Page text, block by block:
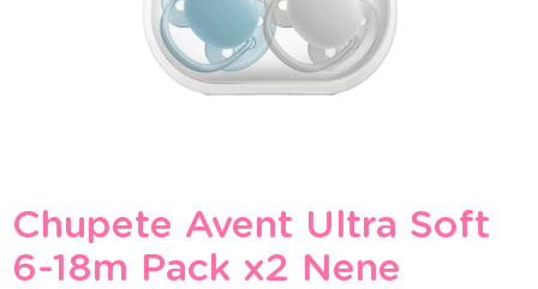
Chupete Avent Ultra Soft
6-18m Pack x2 Nene